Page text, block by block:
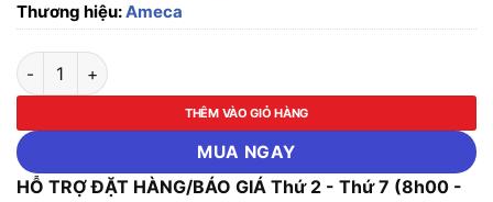
Thương hiệu:Ameca
Thang nhôm xếp đôi AMI-440 số lượng
THÊM VÀO GIỎ HÀNG
MUA NGAY
HỖ TRỢ ĐẶT HÀNG/BÁO GIÁ Thứ 2 - Thứ 7 (8h00 -